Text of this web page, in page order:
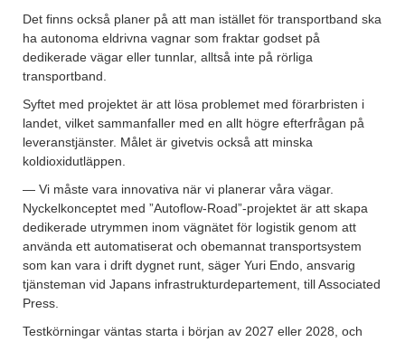
Det finns också planer på att man istället för transportband ska
ha autonoma eldrivna vagnar som fraktar godset på
dedikerade vägar eller tunnlar, alltså inte på rörliga
transportband.
Syftet med projektet är att lösa problemet med förarbristen i
landet, vilket sammanfaller med en allt högre efterfrågan på
leveranstjänster. Målet är givetvis också att minska
koldioxidutläppen.
— Vi måste vara innovativa när vi planerar våra vägar.
Nyckelkonceptet med ”Autoflow-Road”-projektet är att skapa
dedikerade utrymmen inom vägnätet för logistik genom att
använda ett automatiserat och obemannat transportsystem
som kan vara i drift dygnet runt, säger Yuri Endo, ansvarig
tjänsteman vid Japans infrastrukturdepartement, till Associated
Press.
Testkörningar väntas starta i början av 2027 eller 2028, och